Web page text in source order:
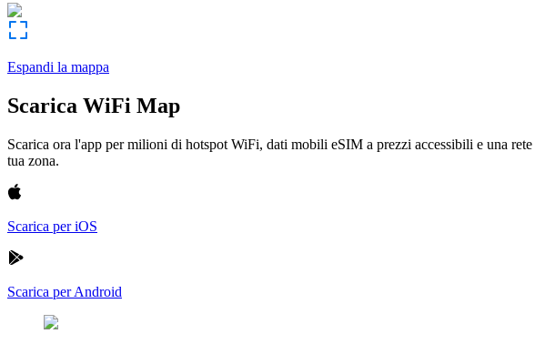
Espandi la mappa
Scarica WiFi Map
Scarica ora l'app per milioni di hotspot WiFi, dati mobili eSIM a prezzi accessibili e una
tua zona.
Scarica per iOS
Scarica per Android